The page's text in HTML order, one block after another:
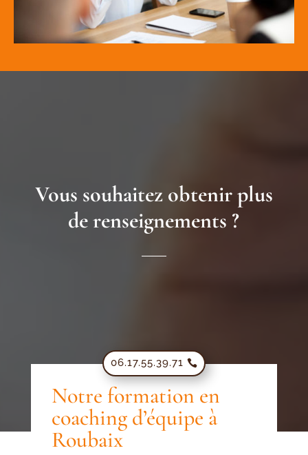
Vous souhaitez obtenir plus
de renseignements ?
06.17.55.39.71
Notre formation en
coaching d’équipe à
Roubaix